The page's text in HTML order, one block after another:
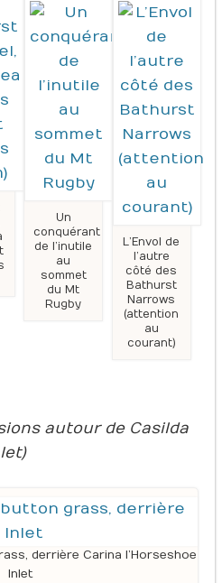
Un
conquérant
de l’inutile
au
sommet
du Mt
Rugby
L’Envol de
l’autre
côté des
Bathurst
Narrows
(attention
au
courant)
autour de Casilda
derrière Carina l’Horseshoe
Inlet